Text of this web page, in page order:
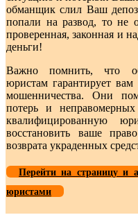
обманщик слил Ваш
попали на развод, то не
проверенная, законная и
деньги!
Важно помнить, что
юристам гарантирует
мошенничества. Они
потерь и
квалифицированную
восстановить ваше
возврата украденных
Перейти на страницу и
юристами